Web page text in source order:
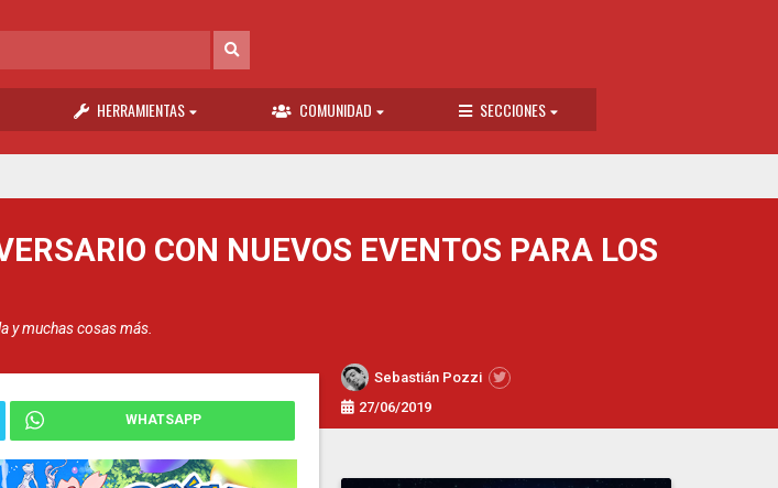
HERRAMIENTAS COMUNIDAD SECCIONES
CON NUEVOS EVENTOS PARA LOS
y muchas cosas más.
Sebastián Pozzi
27/06/2019
WHATSAPP